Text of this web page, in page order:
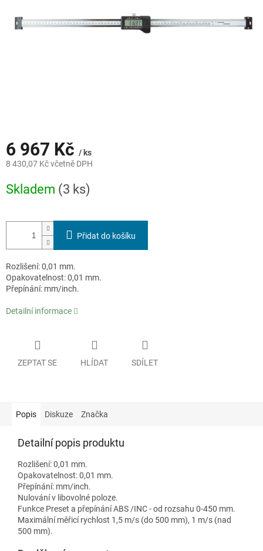
6 967 Kč / ks
8 430,07 Kč včetně DPH
cena:
Skladem (3 ks)
Přidat do košíku
Rozlišení: 0,01 mm.
Opakovatelnost: 0,01 mm.
Přepínání: mm/inch.
Detailní informace
ZEPTAT SE HLÍDAT SDÍLET
Popis Diskuze Značka
Detailní popis produktu
Rozlišení: 0,01 mm.
Opakovatelnost: 0,01 mm.
Přepínání: mm/inch.
Nulování v libovolné poloze.
Funkce Preset a přepínání ABS /INC - od rozsahu 0-450 mm.
Maximální měřicí rychlost 1,5 m/s (do 500 mm), 1 m/s (nad
500 mm).